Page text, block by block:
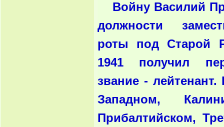
Войну Василий
должности
роты под Старой
1941 получил
звание -
Западном,
Прибалтийском,